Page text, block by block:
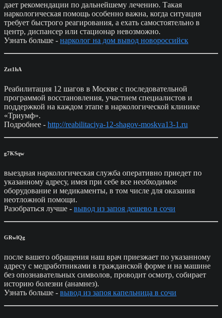
дает рекомендации по дальнейшему лечению. Такая
наркологическая помощь особенно важна, когда ситуация
требует быстрого реагирования, а ехать самостоятельно в
центр, диспансер или стационар невозможно.
Узнать больше - нарколог на дом вывод новороссийск
Zzt1hA
Реабилитация 12 шагов в Москве с последовательной
программой восстановления, участием специалистов и
поддержкой на каждом этапе в наркологической клинике
«Триумф».
Подробнее - http://reabilitaciya-12-shagov-moskva13-1.ru
g7KSqw
выездная наркологическая служба оперативно приедет по
указанному адресу, имея при себе все необходимое
оборудование и медикаменты, в том числе для оказания
неотложной помощи.
Разобраться лучше - вывод из запоя дешево в сочи
GRwlQg
после вашего обращения наш врач приезжает по указанному
адресу с медработниками в гражданской форме и на машине
без опознавательных символов, проводит осмотр, собирает
историю болезни (анамнез).
Узнать больше - вывод из запоя капельница в сочи